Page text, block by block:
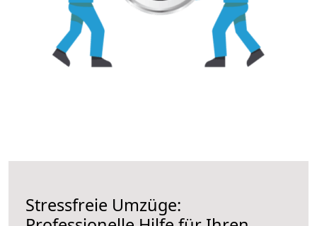
Stressfreie Umzüge: